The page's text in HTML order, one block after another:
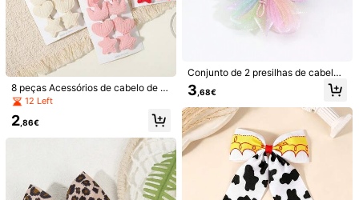
Hairfy
5 peças/1 peça Vara de Cabelo Mini
malista Estilo Antigo com Borla, Pen
8 peças Acessórios de cabelo de c
or sólida com coração, estrela e cor
oa, molas de penteado não danosa
s para franja, patilhas e fios rebelde
12 Left
2 ,86€
Conjunto de 2 presilhas de cabelo
com laço de chiffon, ideais para me
ninas, com decoração de borbolet
a, estilo jacaré, em degradê arco-íri
s. Acessórios de cabelo para menin
as e ótimas opções de presentes p
ara as festas de fim de ano.
3 ,68€